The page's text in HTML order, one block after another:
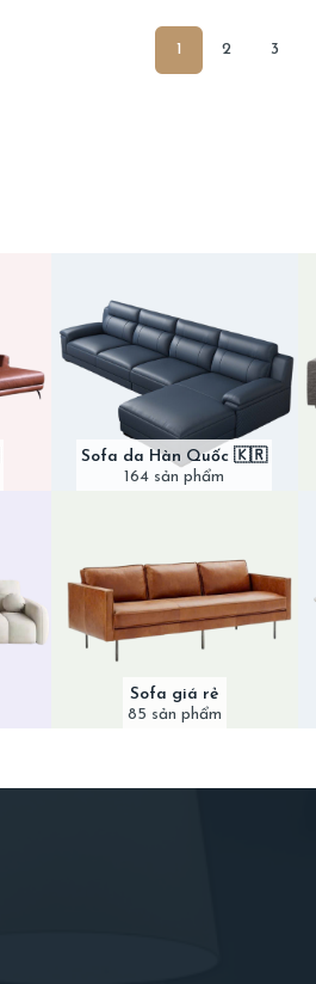
1 2 3
Sofa da Hàn Quốc 🇰🇷
164 sản phẩm
Sofa giá rẻ
85 sản phẩm